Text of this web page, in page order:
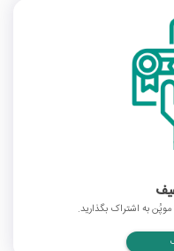
به اشتراک بگذارید.